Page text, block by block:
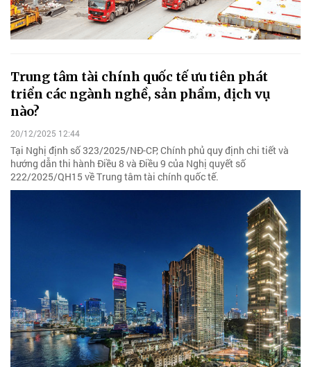
Trung tâm tài chính quốc tế ưu tiên phát
triển các ngành nghề, sản phẩm, dịch vụ
nào?
20/12/2025 12:44
Tại Nghị định số 323/2025/NĐ-CP, Chính phủ quy định chi tiết và
hướng dẫn thi hành Điều 8 và Điều 9 của Nghị quyết số
222/2025/QH15 về Trung tâm tài chính quốc tế.